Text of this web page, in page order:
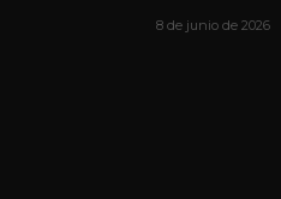
8 de junio de 2026